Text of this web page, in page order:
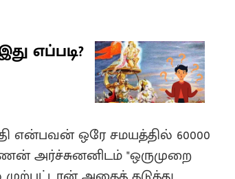
எப்படி?
என்பவன் ஒரே சமயத்தில் 60000
அர்ச்சுனனிடம் "ஒருமுறை